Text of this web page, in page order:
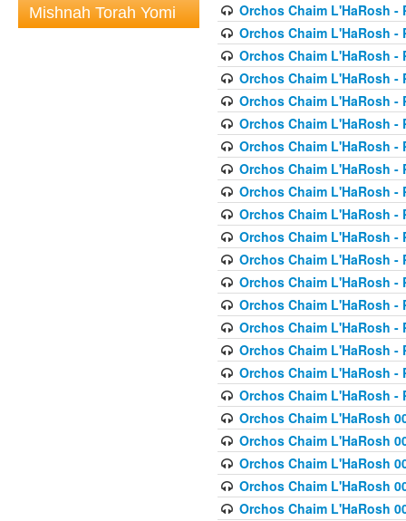
Mishnah Torah Yomi
Orchos Chaim L'HaRosh -
Orchos Chaim L'HaRosh -
Orchos Chaim L'HaRosh -
Orchos Chaim L'HaRosh -
Orchos Chaim L'HaRosh -
Orchos Chaim L'HaRosh -
Orchos Chaim L'HaRosh -
Orchos Chaim L'HaRosh -
Orchos Chaim L'HaRosh -
Orchos Chaim L'HaRosh -
Orchos Chaim L'HaRosh -
Orchos Chaim L'HaRosh -
Orchos Chaim L'HaRosh -
Orchos Chaim L'HaRosh -
Orchos Chaim L'HaRosh -
Orchos Chaim L'HaRosh -
Orchos Chaim L'HaRosh -
Orchos Chaim L'HaRosh -
Orchos Chaim L'HaRosh
Orchos Chaim L'HaRosh
Orchos Chaim L'HaRosh
Orchos Chaim L'HaRosh
Orchos Chaim L'HaRosh